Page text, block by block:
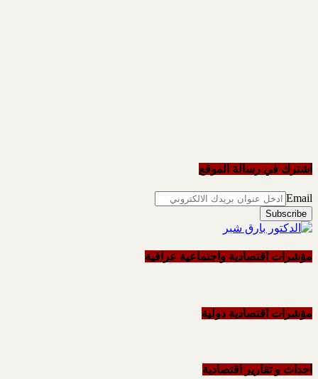
اشترك في رسالة الموقع
Email
مؤشرات اقتصادية واجتماعية عراقية
مؤشرات اقتصادية دولية
احداث و تقاریر اقتصادیة